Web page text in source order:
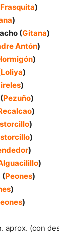
Frasquita)
)
(Gitana)
Antón)
)
Loliya)
)
Pezuño)
)
)
)
)
)
(Peones)
)
)
aprox. (con